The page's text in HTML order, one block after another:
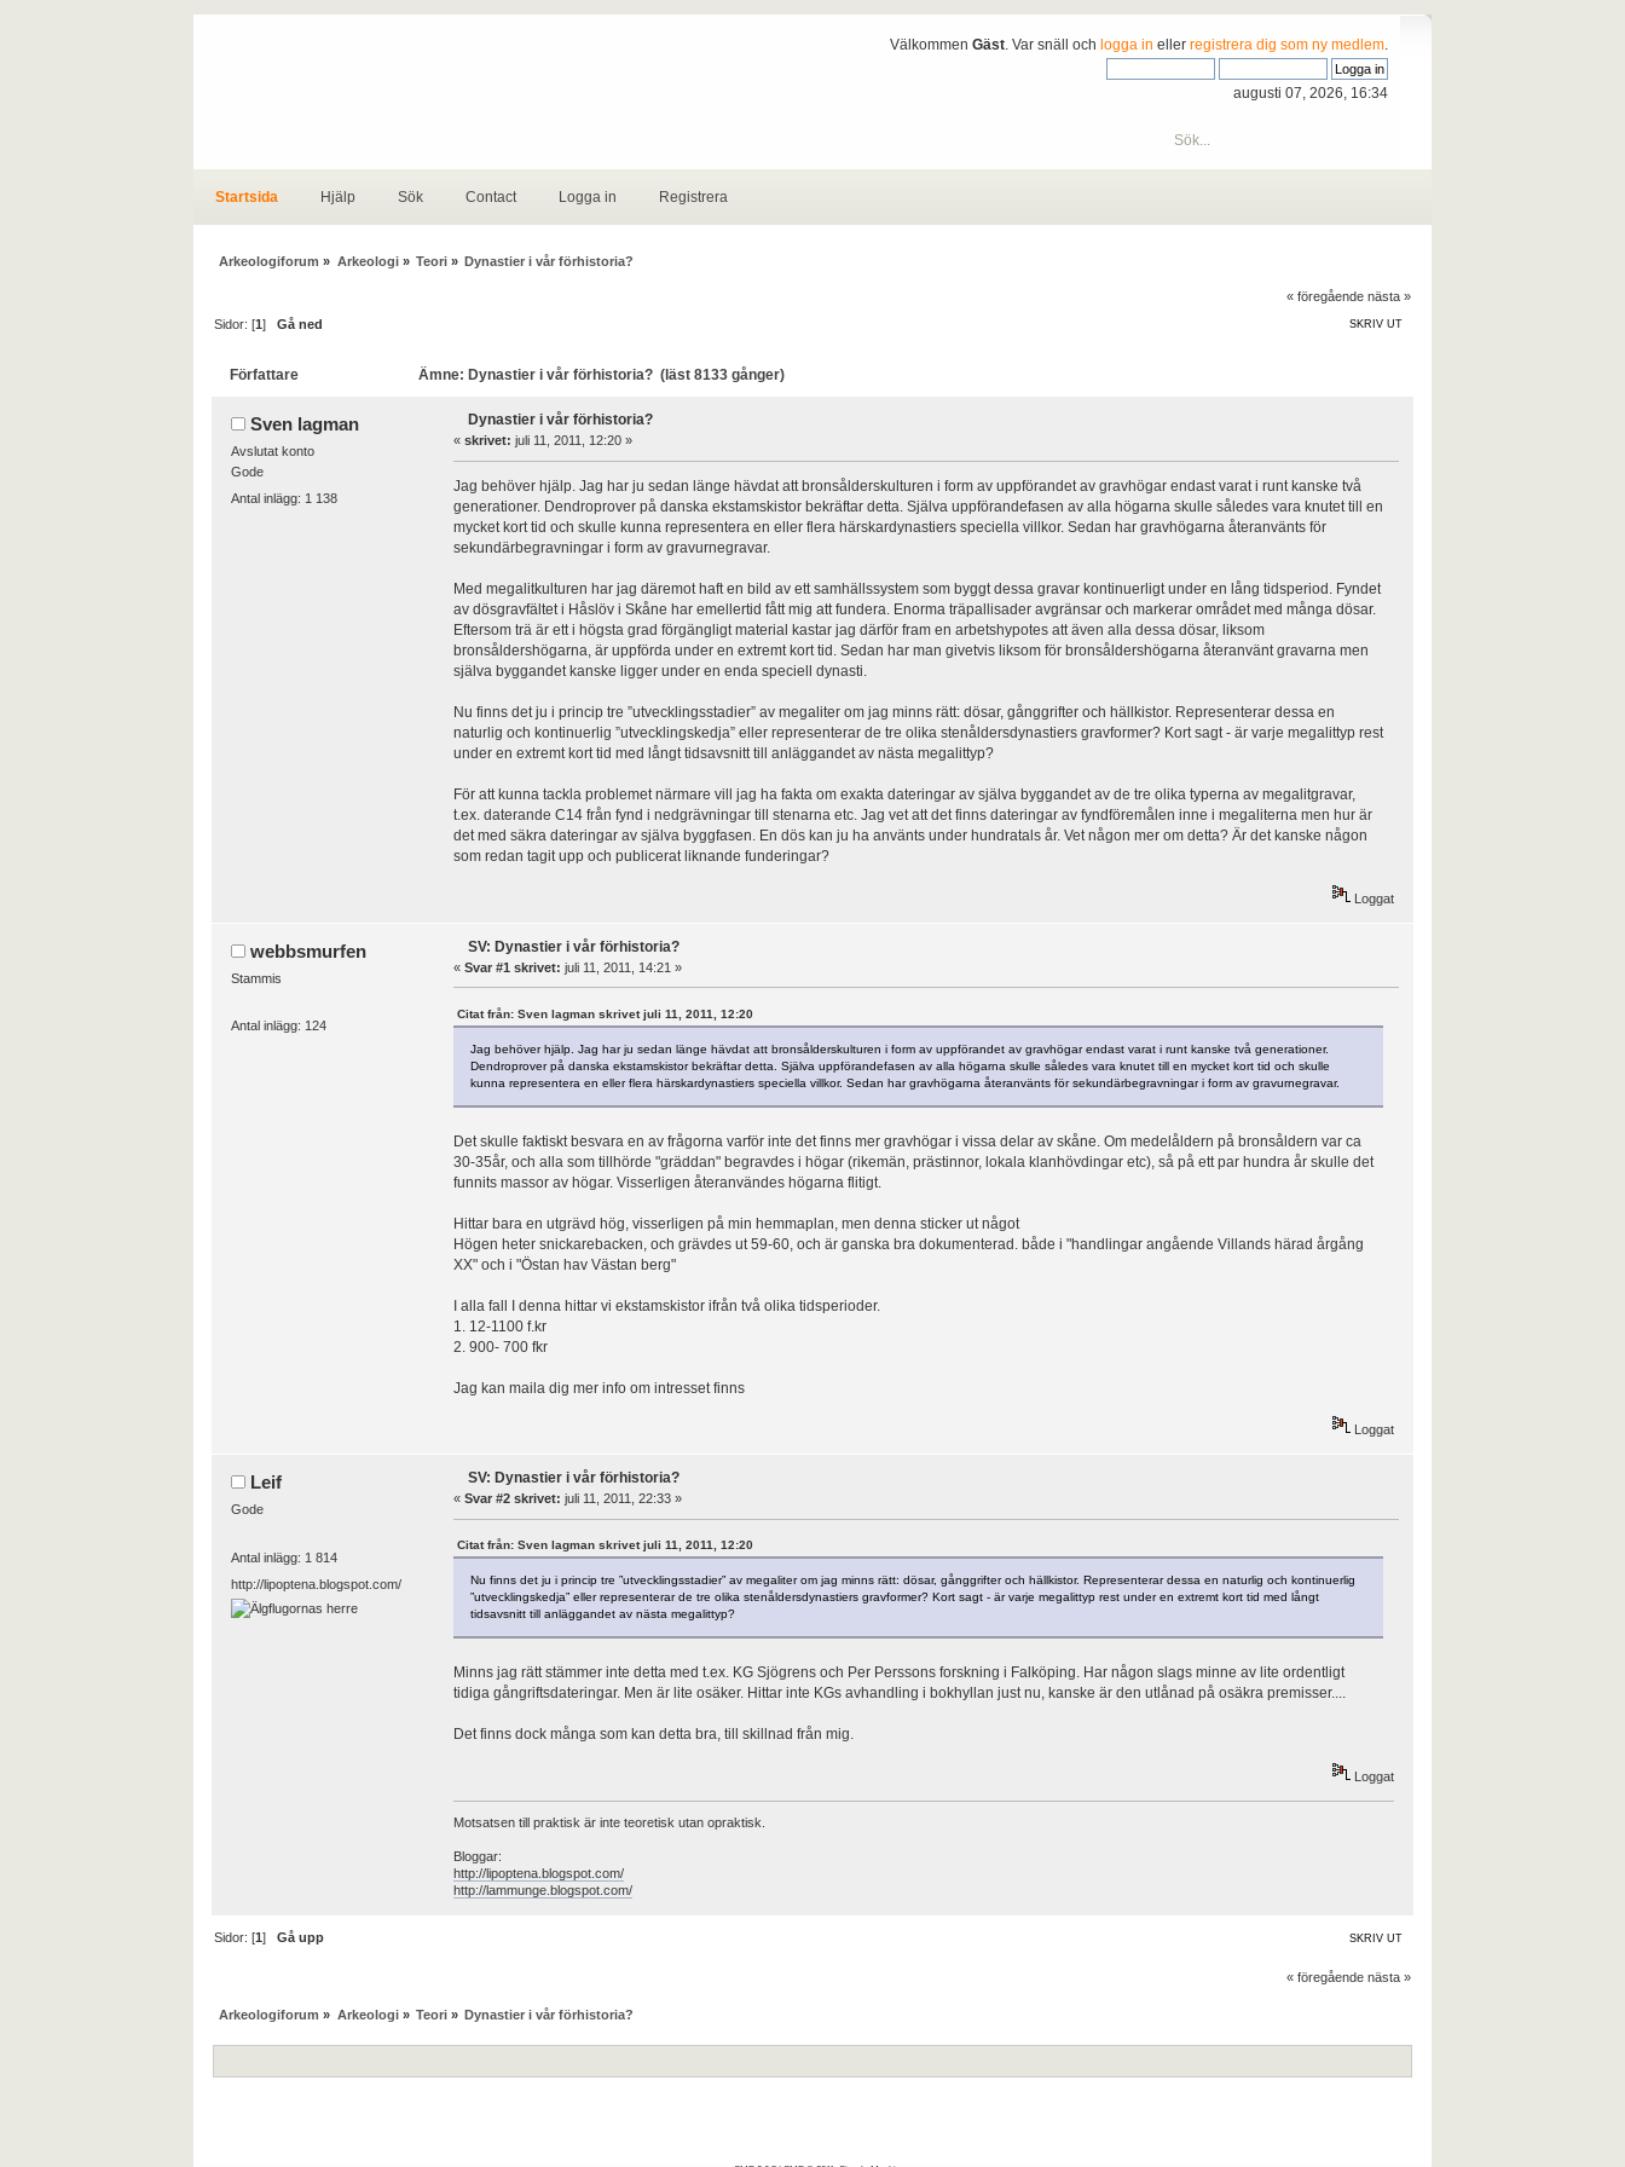
VälkommenGäst . Var snäll ochlogga in ellerregistrera dig som ny medlem
augusti 07, 2026, 16:34
Startsida Hjälp Sök Contact Logga in Registrera
Arkeologiforum » Arkeologi» Teori» Dynastier i vår förhistoria?
« föregående nästa »
SKRIV UT
Sidor: [1]Gå ned
Författare Ämne: Dynastier i vår förhistoria? (läst 8133 gånger)
Sven lagman
Avslutat konto
Gode
Antal inlägg: 1 138
Dynastier i vår förhistoria?
« skrivet: juli 11, 2011, 12:20 »
Jag behöver hjälp. Jag har ju sedan länge hävdat att bronsålderskulturen i form av uppförandet av gravhögar endast varat i runt kanske två
generationer. Dendroprover på danska ekstamskistor bekräftar detta. Själva uppförandefasen av alla högarna skulle således vara knutet till en
mycket kort tid och skulle kunna representera en eller flera härskardynastiers speciella villkor. Sedan har gravhögarna återanvänts för
sekundärbegravningar i form av gravurnegravar.
Med megalitkulturen har jag däremot haft en bild av ett samhällssystem som byggt dessa gravar kontinuerligt under en lång tidsperiod. Fyndet
av dösgravfältet i Håslöv i Skåne har emellertid fått mig att fundera. Enorma träpallisader avgränsar och markerar området med många dösar.
Eftersom trä är ett i högsta grad förgängligt material kastar jag därför fram en arbetshypotes att även alla dessa dösar, liksom
bronsåldershögarna, är uppförda under en extremt kort tid. Sedan har man givetvis liksom för bronsåldershögarna återanvänt gravarna men
själva byggandet kanske ligger under en enda speciell dynasti.
Nu finns det ju i princip tre ”utvecklingsstadier” av megaliter om jag minns rätt: dösar, gånggrifter och hällkistor. Representerar dessa en
naturlig och kontinuerlig ”utvecklingskedja” eller representerar de tre olika stenåldersdynastiers gravformer? Kort sagt - är varje megalittyp rest
under en extremt kort tid med långt tidsavsnitt till anläggandet av nästa megalittyp?
För att kunna tackla problemet närmare vill jag ha fakta om exakta dateringar av själva byggandet av de tre olika typerna av megalitgravar,
t.ex. daterande C14 från fynd i nedgrävningar till stenarna etc. Jag vet att det finns dateringar av fyndföremålen inne i megaliterna men hur är
det med säkra dateringar av själva byggfasen. En dös kan ju ha använts under hundratals år. Vet någon mer om detta? Är det kanske någon
som redan tagit upp och publicerat liknande funderingar?
Loggat
webbsmurfen
Stammis
Antal inlägg: 124
SV: Dynastier i vår förhistoria?
« Svar #1 skrivet: juli 11, 2011, 14:21 »
Citat från: Sven lagman skrivet juli 11, 2011, 12:20
Jag behöver hjälp. Jag har ju sedan länge hävdat att bronsålderskulturen i form av uppförandet av gravhögar endast varat i runt kanske två generationer.
Dendroprover på danska ekstamskistor bekräftar detta. Själva uppförandefasen av alla högarna skulle således vara knutet till en mycket kort tid och skulle
kunna representera en eller flera härskardynastiers speciella villkor. Sedan har gravhögarna återanvänts för sekundärbegravningar i form av gravurnegravar.
Det skulle faktiskt besvara en av frågorna varför inte det finns mer gravhögar i vissa delar av skåne. Om medelåldern på bronsåldern var ca
30-35år, och alla som tillhörde "gräddan" begravdes i högar (rikemän, prästinnor, lokala klanhövdingar etc), så på ett par hundra år skulle det
funnits massor av högar. Visserligen återanvändes högarna flitigt.
Hittar bara en utgrävd hög, visserligen på min hemmaplan, men denna sticker ut något
Högen heter snickarebacken, och grävdes ut 59-60, och är ganska bra dokumenterad. både i "handlingar angående Villands härad årgång
XX" och i "Östan hav Västan berg"
I alla fall I denna hittar vi ekstamskistor ifrån två olika tidsperioder.
1. 12-1100 f.kr
2. 900- 700 fkr
Jag kan maila dig mer info om intresset finns
Loggat
Leif
Gode
Antal inlägg: 1 814
http://lipoptena.blogspot.com/
SV: Dynastier i vår förhistoria?
« Svar #2 skrivet: juli 11, 2011, 22:33 »
Citat från: Sven lagman skrivet juli 11, 2011, 12:20
Nu finns det ju i princip tre ”utvecklingsstadier” av megaliter om jag minns rätt: dösar, gånggrifter och hällkistor. Representerar dessa en naturlig och kontinuerlig
”utvecklingskedja” eller representerar de tre olika stenåldersdynastiers gravformer? Kort sagt - är varje megalittyp rest under en extremt kort tid med långt
tidsavsnitt till anläggandet av nästa megalittyp?
Minns jag rätt stämmer inte detta med t.ex. KG Sjögrens och Per Perssons forskning i Falköping. Har någon slags minne av lite ordentligt
tidiga gångriftsdateringar. Men är lite osäker. Hittar inte KGs avhandling i bokhyllan just nu, kanske är den utlånad på osäkra premisser....
Det finns dock många som kan detta bra, till skillnad från mig.
Loggat
Motsatsen till praktisk är inte teoretisk utan opraktisk.
Bloggar:
http://lipoptena.blogspot.com/
http://lammunge.blogspot.com/
SKRIV UT
Sidor: [1]Gå upp
« föregående nästa »
Arkeologiforum » Arkeologi» Teori» Dynastier i vår förhistoria?